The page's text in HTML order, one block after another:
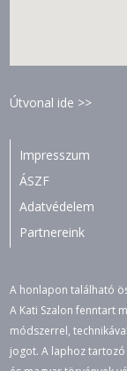
Útvonal ide >>
Impresszum
ÁSZF
Adatvédelem
Partnereink
A honlapon található
A Kati Szalon fenntart
módszerrel,
jogot. A laphoz